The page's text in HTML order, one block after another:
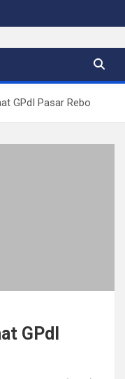
GPdI Pasar Rebo
GPdI